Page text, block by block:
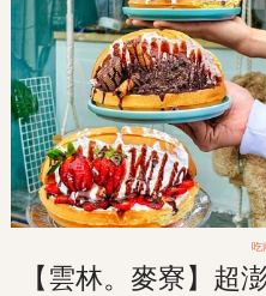
吃
【雲林。麥寮】超